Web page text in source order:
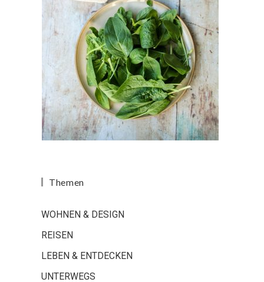
Themen
WOHNEN & DESIGN
REISEN
LEBEN & ENTDECKEN
UNTERWEGS